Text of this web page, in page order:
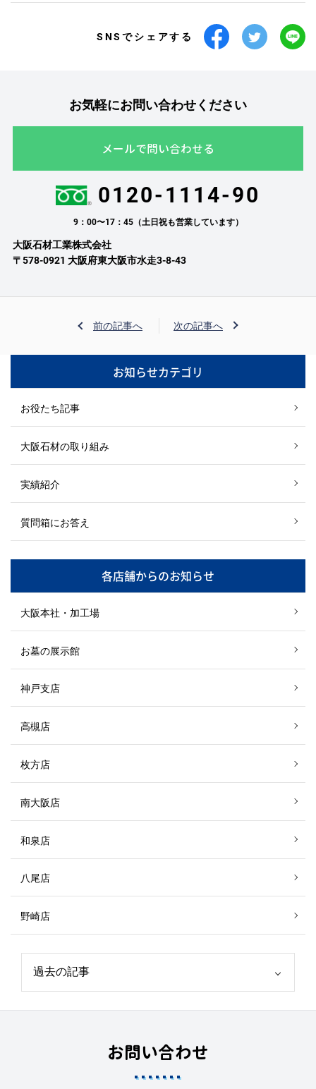
SNSでシェアする
お気軽にお問い合わせください
メールで問い合わせる
0120-1114-90
9：00〜17：45（土日祝も営業しています）
大阪石材工業株式会社
〒578-0921 大阪府東大阪市水走3-8-43
前の記事へ 次の記事へ
お知らせカテゴリ
お役たち記事
大阪石材の取り組み
実績紹介
質問箱にお答え
各店舗からのお知らせ
大阪本社・加工場
お墓の展示館
神戸支店
高槻店
枚方店
南大阪店
和泉店
八尾店
野崎店
お問い合わせ